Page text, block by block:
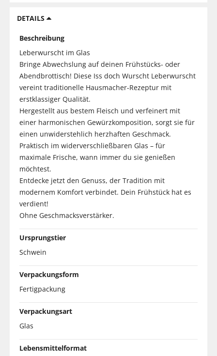
DETAILS
Beschreibung
Leberwurscht im Glas
Bringe Abwechslung auf deinen Frühstücks- oder
Abendbrottisch! Diese Iss doch Wurscht Leberwurscht
vereint traditionelle Hausmacher-Rezeptur mit
erstklassiger Qualität.
Hergestellt aus bestem Fleisch und verfeinert mit
einer harmonischen Gewürzkomposition, sorgt sie für
einen unwiderstehlich herzhaften Geschmack.
Praktisch im widerverschließbaren Glas – für
maximale Frische, wann immer du sie genießen
möchtest.
Entdecke jetzt den Genuss, der Tradition mit
modernem Komfort verbindet. Dein Frühstück hat es
verdient!
Ohne Geschmacksverstärker.
Ursprungstier
Schwein
Verpackungsform
Fertigpackung
Verpackungsart
Glas
Lebensmittelformat